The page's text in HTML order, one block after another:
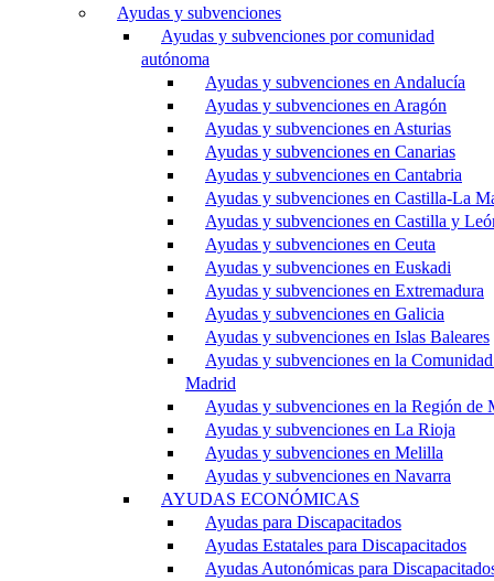
Ayudas y subvenciones
Ayudas y subvenciones por comunidad
autónoma
Ayudas y subvenciones en Andalucía
Ayudas y subvenciones en Aragón
Ayudas y subvenciones en Asturias
Ayudas y subvenciones en Canarias
Ayudas y subvenciones en Cantabria
Ayudas y subvenciones en Castilla-La
Ayudas y subvenciones en Castilla y
Ayudas y subvenciones en Ceuta
Ayudas y subvenciones en Euskadi
Ayudas y subvenciones en Extremadura
Ayudas y subvenciones en Galicia
Ayudas y subvenciones en Islas Baleares
Ayudas y subvenciones en la
Madrid
Ayudas y subvenciones en la Región de
Ayudas y subvenciones en La Rioja
Ayudas y subvenciones en Melilla
Ayudas y subvenciones en Navarra
AYUDAS ECONÓMICAS
Ayudas para Discapacitados
Ayudas Estatales para Discapacitados
Ayudas Autonómicas para